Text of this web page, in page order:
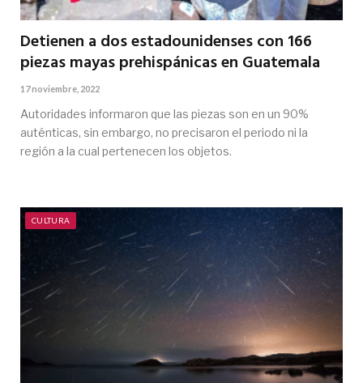
Detienen a dos estadounidenses con 166
piezas mayas prehispánicas en Guatemala
17 noviembre, 2022
Autoridades informaron que las piezas son en un 90%
auténticas, sin embargo, no precisaron el periodo ni la
región a la cual pertenecen los objetos.
CULTURA